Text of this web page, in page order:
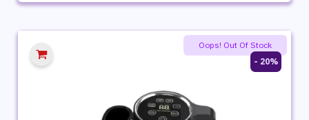
3,699 ج.م.
2,699 ج.م.
20% -
Oops! Out Of Stock